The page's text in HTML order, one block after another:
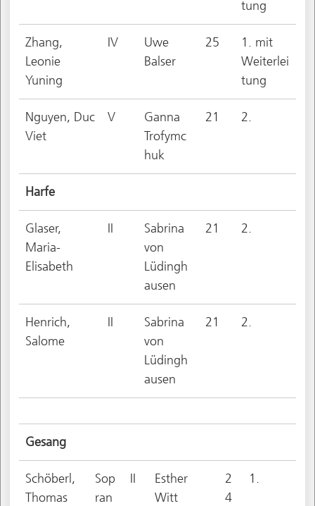
tung
Zhang,
Leonie
Yuning
IV
Uwe
Balser
25
1. mit
Weiterlei
tung
Nguyen, Duc
Viet
V
Ganna
Trofymc
huk
21 2.
Harfe
Glaser,
Maria-
Elisabeth
II
Sabrina
von
Lüdingh
ausen
21 2.
Henrich,
Salome
II
Sabrina
von
Lüdingh
ausen
21 2.
Gesang
Schöberl,
Thomas
Sop
ran
II
Esther
Witt
2
4
1.